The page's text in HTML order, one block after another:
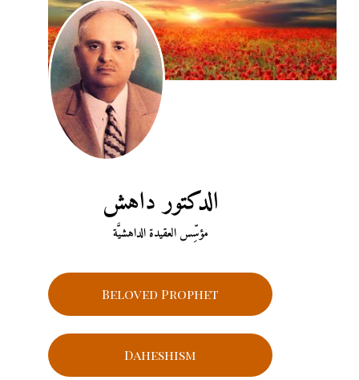
الدكتور داهش
مؤسِّس العقيدة الداهشيَّة
Beloved Prophet
Daheshism